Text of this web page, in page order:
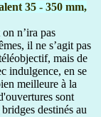
35 - 350 mm,
n’ira pas
il ne s’agit pas
mais de
indulgence, en se
meilleure à la
sont
destinés au